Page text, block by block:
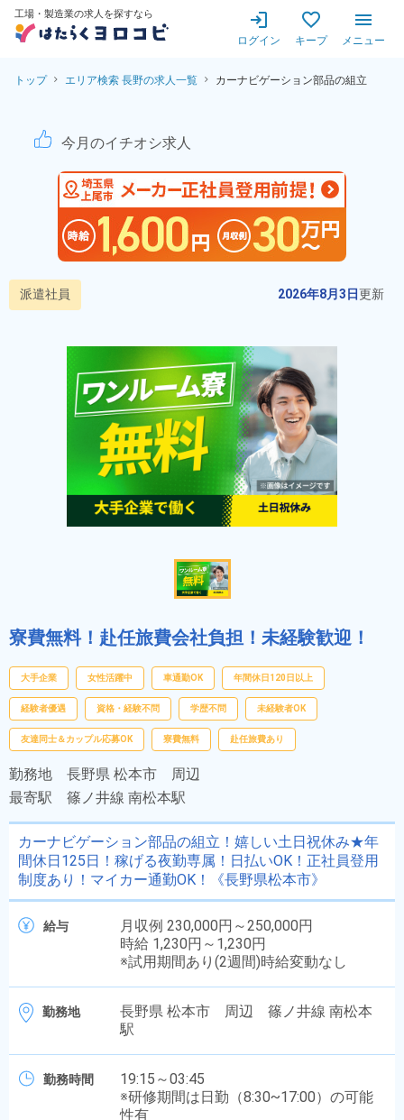
工場・製造業の求人を探すなら
ログイン キープ メニュー
トップ エリア検索 長野の求人一覧 カーナビゲーション部品の組立
カーナビゲーション部品の
今月のイチオシ求人
派遣社員 2026年8月3日更新
寮費無料！赴任旅費会社負担！未経験歓迎！
大手企業 女性活躍中 車通勤OK 年間休日120日以上
経験者優遇 資格・経験不問 学歴不問 未経験者OK
友達同士＆カップル応募OK 寮費無料 赴任旅費あり
勤務地 長野県 松本市 周辺
最寄駅 篠ノ井線 南松本駅
カーナビゲーション部品の組立！嬉しい土日祝休み★年
間休日125日！稼げる夜勤専属！日払いOK！正社員登用
制度あり！マイカー通勤OK！《長野県松本市》
給与
月収例 230,000円～250,000円
時給 1,230円～1,230円
※試用期間あり(2週間)時給変動なし
勤務地
長野県 松本市 周辺 篠ノ井線 南松本
駅
勤務時間
19:15～03:45
※研修期間は日勤（8:30~17:00）の可能
性有